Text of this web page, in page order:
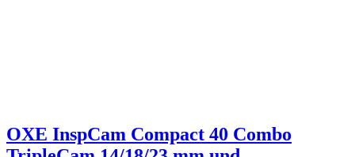
OXE InspCam Compact 40 Combo